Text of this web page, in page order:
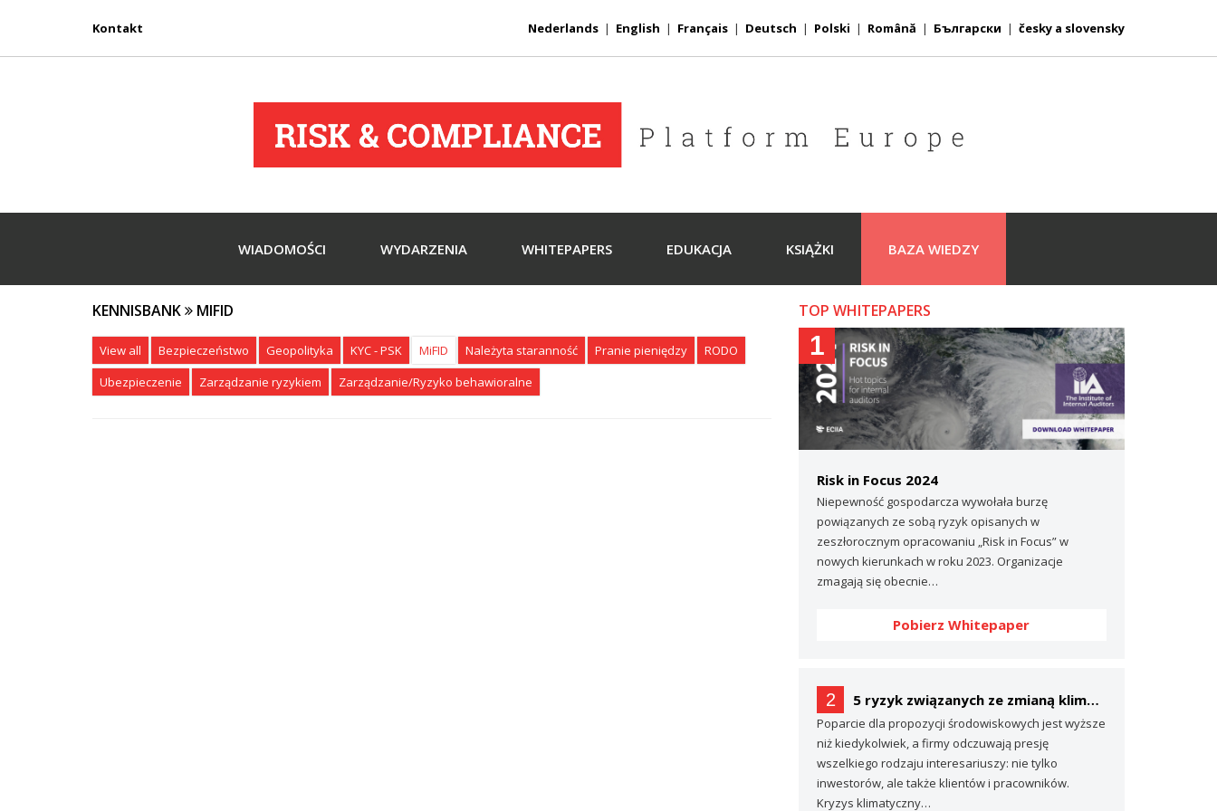
Kontakt Nederlands | English | Français | Deutsch | Polski | Română | Български | česky a slovensky
WIADOMOŚCI WYDARZENIA WHITEPAPERS EDUKACJA KSIĄŻKI BAZA WIEDZY
KENNISBANK MIFID
View all Bezpieczeństwo Geopolityka KYC - PSK MiFID Należyta staranność Pranie pieniędzy
RODO
Ubezpieczenie
Zarządzanie ryzykiem Zarządzanie/Ryzyko behawioralne
TOP WHITEPAPERS
1
Risk in Focus 2024
Niepewność gospodarcza wywołała burzę
powiązanych ze sobą ryzyk opisanych w
zeszłorocznym opracowaniu „Risk in Focus” w
nowych kierunkach w roku 2023. Organizacje
zmagają się obecnie…
Pobierz Whitepaper
2 5 ryzyk związanych ze zmianą klimatu, o których prawdopodobnie nie mówisz… (a powinieneś)
Poparcie dla propozycji środowiskowych jest wyższe
niż kiedykolwiek, a firmy odczuwają presję
wszelkiego rodzaju interesariuszy: nie tylko
inwestorów, ale także klientów i pracowników.
Kryzys klimatyczny…